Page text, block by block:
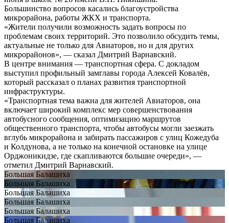
Большинство вопросов касались благоустройства
микрорайона, работы ЖКХ и транспорта.
«Жители получили возможность задать вопросы по
проблемам своих территорий. Это позволило обсудить темы,
актуальные не только для Авиаторов, но и для других
микрорайонов», — сказал Дмитрий Варнавский.
В центре внимания — транспортная сфера. С докладом
выступил профильный замглавы города Алексей Ковалёв,
который рассказал о планах развития транспортной
инфраструктуры.
«Транспортная тема важна для жителей Авиаторов, она
включает широкий комплекс мер совершенствования
автобусного сообщения, оптимизацию маршрутов
общественного транспорта, чтобы автобусы могли заезжать
вглубь микрорайона и забирать пассажиров с улиц Кожедуба
и Колдунова, а не только на конечной остановке на улице
Орджоникидзе, где скапливаются большие очереди», —
отметил Дмитрий Варнавский.
Большая Балашиха
Большая Балашиха
Большая Балашиха
Большая Балашиха
Большая Балашиха
Большая Балашиха